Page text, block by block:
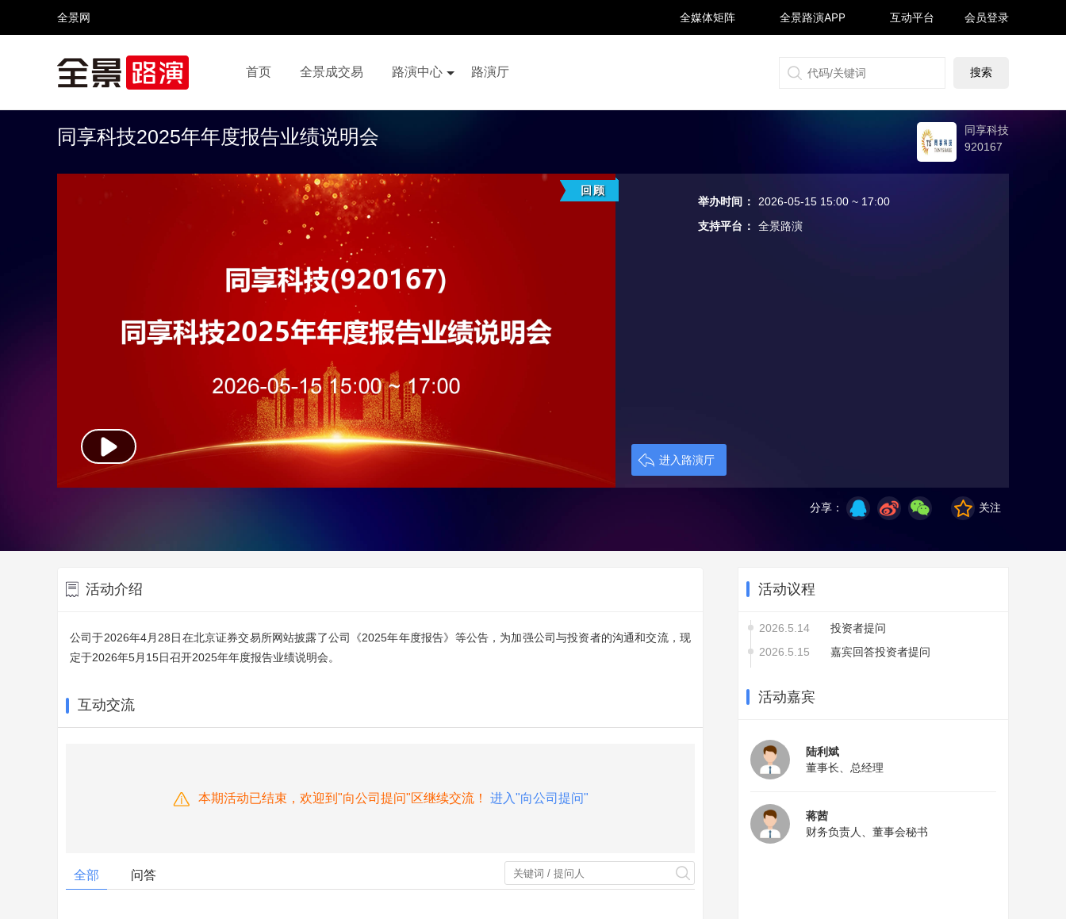
全景网 全媒体矩阵
视频号 全景网官微 微信公众号 头条号 百家号 抖音号 快手号 喜马拉雅 财富号 搜狐号 同顺号 雪球号 生活号
全景路演APP 互动平台 会员登录
首页 全景成交易 路演中心 路演厅
同享科技2025年年度报告业绩说明会
同享科技
920167
回顾
举办时间 ：
2026-05-15 15:00 ~ 17:00
支持平台 ： 全景路演
进入路演厅
分享： 关注
活动介绍
公司于2026年4月28日在北京证券交易所网站披露了公司《2025年年度报告》等公告，为加强公司与投资者的沟通和交流，现
定于2026年5月15日召开2025年年度报告业绩说明会。
互动交流
本期活动已结束，欢迎到"向公司提问"区继续交流！ 进入"向公司提问"
全部 问答
活动议程
2026.5.14
投资者提问
2026.5.15
嘉宾回答投资者提问
活动嘉宾
陆利斌
董事长、总经理
蒋茜
财务负责人、董事会秘书